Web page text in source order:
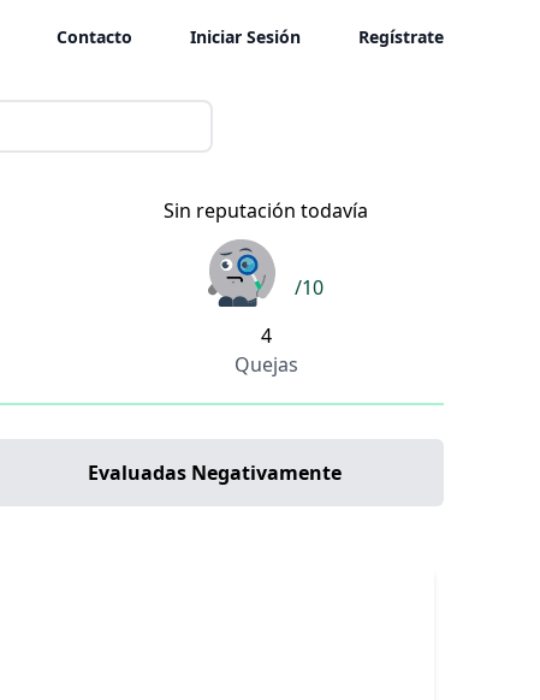
Contacto Iniciar Sesión Regístrate
Sin reputación todavía
/10
4
Quejas
Evaluadas Negativamente